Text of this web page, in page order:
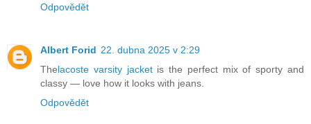
Odpovědět
Albert Forid 22. dubna 2025 v 2:29
Thelacoste varsity jacketis the perfect mix of sporty and
classy — love how it looks with jeans.
Odpovědět